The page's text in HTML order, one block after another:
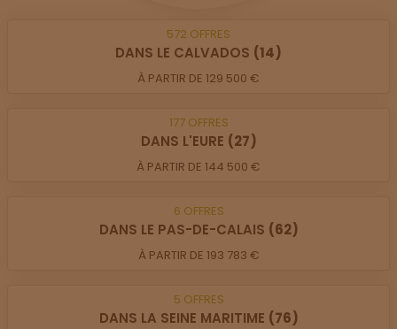
572 OFFRES
DANS LE CALVADOS (14)
À PARTIR DE 129 500 €
177OFFRES
DANS L'EURE (27)
À PARTIR DE 144 500 €
6 OFFRES
DANS LE PAS-DE-CALAIS (62)
À PARTIR DE 193 783 €
5 OFFRES
DANS LA SEINE MARITIME (76)